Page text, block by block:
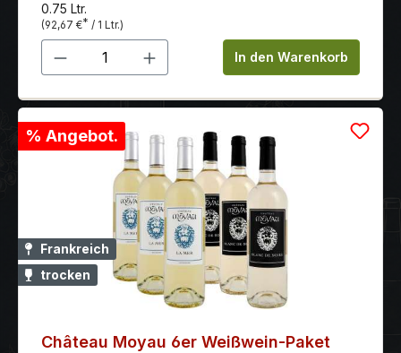
0.75 Ltr.
(92,67 €* / 1 Ltr.)
Produkt Anzahl: Gib denIn den Warenkorb
% Angebot.
Frankreich
trocken
Château Moyau 6er Weißwein-Paket